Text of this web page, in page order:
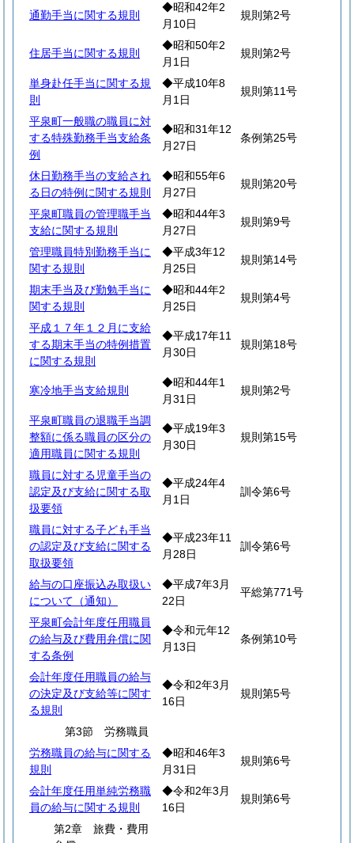
通勤手当に関する規則
◆昭和42年2
月10日
規則第2号
住居手当に関する規則
◆昭和50年2
月1日
規則第2号
単身赴任手当に関する規
則
◆平成10年8
月1日
規則第11号
平泉町一般職の職員に対
する特殊勤務手当支給条
例
◆昭和31年12
月27日
条例第25号
休日勤務手当の支給され
る日の特例に関する規則
◆昭和55年6
月27日
規則第20号
平泉町職員の管理職手当
支給に関する規則
◆昭和44年3
月27日
規則第9号
管理職員特別勤務手当に
関する規則
◆平成3年12
月25日
規則第14号
期末手当及び勤勉手当に
関する規則
◆昭和44年2
月25日
規則第4号
平成１７年１２月に支給
する期末手当の特例措置
に関する規則
◆平成17年11
月30日
規則第18号
寒冷地手当支給規則
◆昭和44年1
月31日
規則第2号
平泉町職員の退職手当調
整額に係る職員の区分の
適用職員に関する規則
◆平成19年3
月30日
規則第15号
職員に対する児童手当の
認定及び支給に関する取
扱要領
◆平成24年4
月1日
訓令第6号
職員に対する子ども手当
の認定及び支給に関する
取扱要領
◆平成23年11
月28日
訓令第6号
給与の口座振込み取扱い
について（通知）
◆平成7年3月
22日
平総第771号
平泉町会計年度任用職員
の給与及び費用弁償に関
する条例
◆令和元年12
月13日
条例第10号
会計年度任用職員の給与
の決定及び支給等に関す
る規則
◆令和2年3月
16日
規則第5号
第3節 労務職員
労務職員の給与に関する
規則
◆昭和46年3
月31日
規則第6号
会計年度任用単純労務職
員の給与に関する規則
◆令和2年3月
16日
規則第6号
第2章 旅費・費用